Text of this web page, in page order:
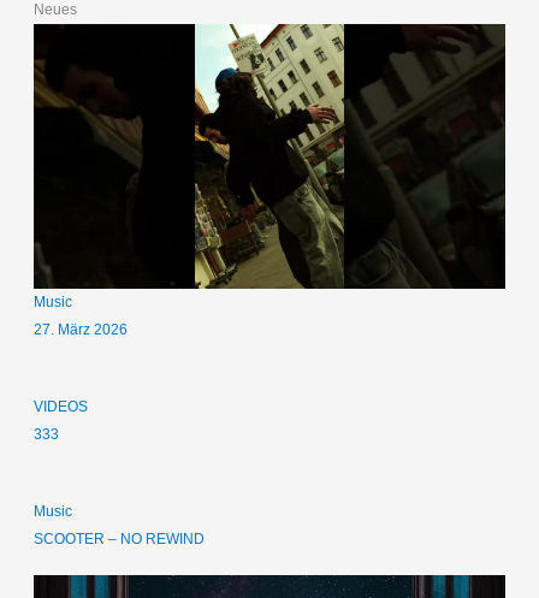
Neues
Music
27. März 2026
VIDEOS
333
Music
SCOOTER – NO REWIND